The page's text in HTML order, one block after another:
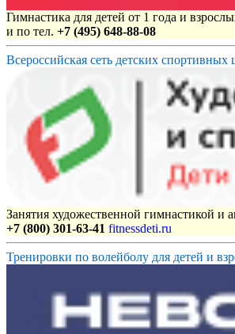
Гимнастика для детей от 1 года и
и по тел. +7 (495) 648-88-08
Всероссийская сеть детских
Занятия художественной гимнастикой и
+7 (800) 301-63-41 fitnessdeti.ru
Тренировки по волейболу для детей и